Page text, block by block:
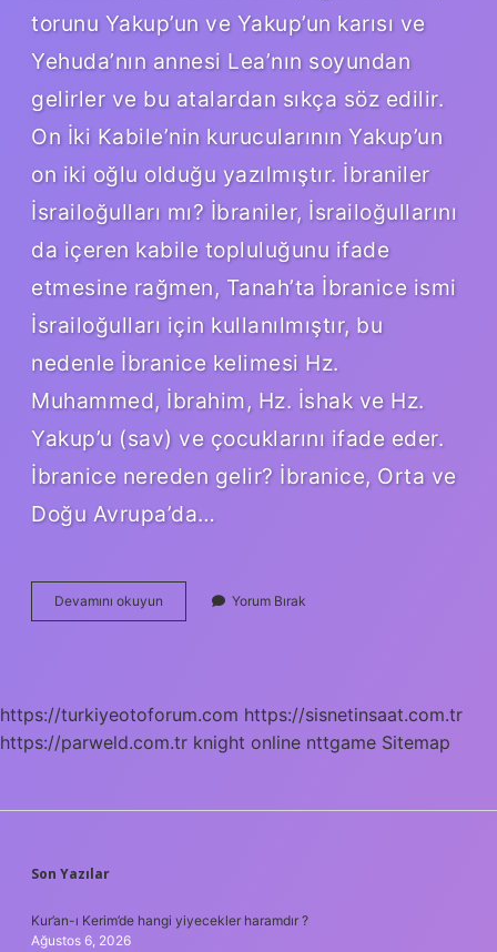
torunu Yakup’un ve Yakup’un karısı ve
Yehuda’nın annesi Lea’nın soyundan
gelirler ve bu atalardan sıkça söz edilir.
On İki Kabile’nin kurucularının Yakup’un
on iki oğlu olduğu yazılmıştır. İbraniler
İsrailoğulları mı? İbraniler, İsrailoğullarını
da içeren kabile topluluğunu ifade
etmesine rağmen, Tanah’ta İbranice ismi
İsrailoğulları için kullanılmıştır, bu
nedenle İbranice kelimesi Hz.
Muhammed, İbrahim, Hz. İshak ve Hz.
Yakup’u (sav) ve çocuklarını ifade eder.
İbranice nereden gelir? İbranice, Orta ve
Doğu Avrupa’da…
Devamını okuyun
Ibraniler
Yorum Bırak
https://turkiyeotoforum.com https://sisnetinsaat.com.tr
https://parweld.com.tr knight online nttgame Sitemap
SIDEBAR
Son Yazılar
Kur’an-ı Kerim’de hangi yiyecekler haramdır ?
Ağustos 6, 2026